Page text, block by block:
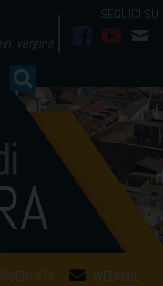
vergine
WEBMAIL